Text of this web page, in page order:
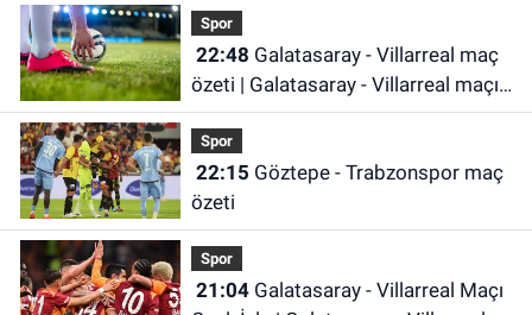
Spor
22:48
özeti | Galatasaray - Villarreal maçı
önemli dakikalar
Spor
22:15
özeti
Spor
21:04Galatasaray - Villarreal Maçı